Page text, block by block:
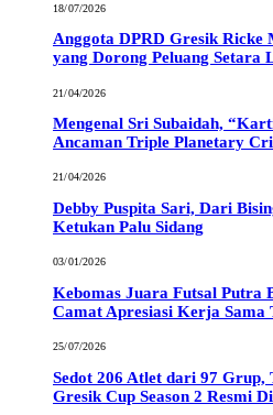
18/07/2026
Anggota DPRD Gresik
yang Dorong Peluang Setara
21/04/2026
Mengenal Sri Subaidah,
Ancaman Triple Planetary
21/04/2026
Debby Puspita Sari, Dari
Ketukan Palu Sidang
03/01/2026
Kebomas Juara Futsal Putra
Camat Apresiasi Kerja Sama
25/07/2026
Sedot 206 Atlet dari 97 Grup,
Gresik Cup Season 2 Resmi